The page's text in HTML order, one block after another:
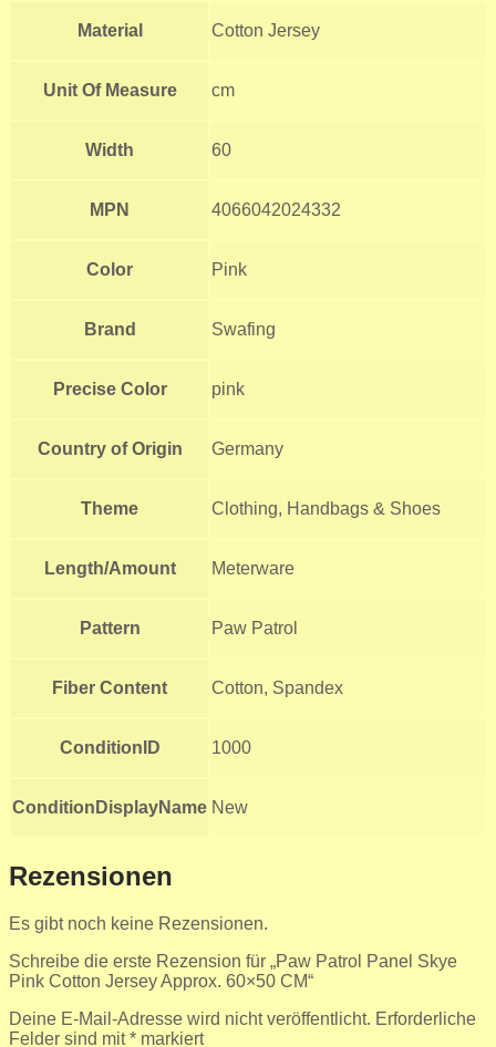
Material Cotton Jersey
Unit Of Measure cm
Width 60
MPN 4066042024332
Color Pink
Brand Swafing
Precise Color pink
Country of Origin Germany
Theme Clothing, Handbags & Shoes
Length/Amount Meterware
Pattern Paw Patrol
Fiber Content Cotton, Spandex
ConditionID 1000
ConditionDisplayName New
Rezensionen
Es gibt noch keine Rezensionen.
Schreibe die erste Rezension für „Paw Patrol Panel Skye
Pink Cotton Jersey Approx. 60×50 CM“
Deine E-Mail-Adresse wird nicht veröffentlicht. Erforderliche
Felder sind mit* markiert